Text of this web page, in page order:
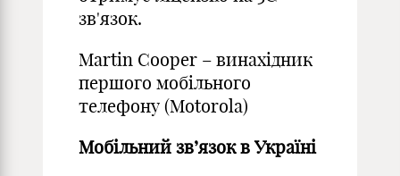
зв'язок.
Martin Cooper – винахідник
першого мобільного
телефону (Motorola)
Мобільний зв’язок в Україні